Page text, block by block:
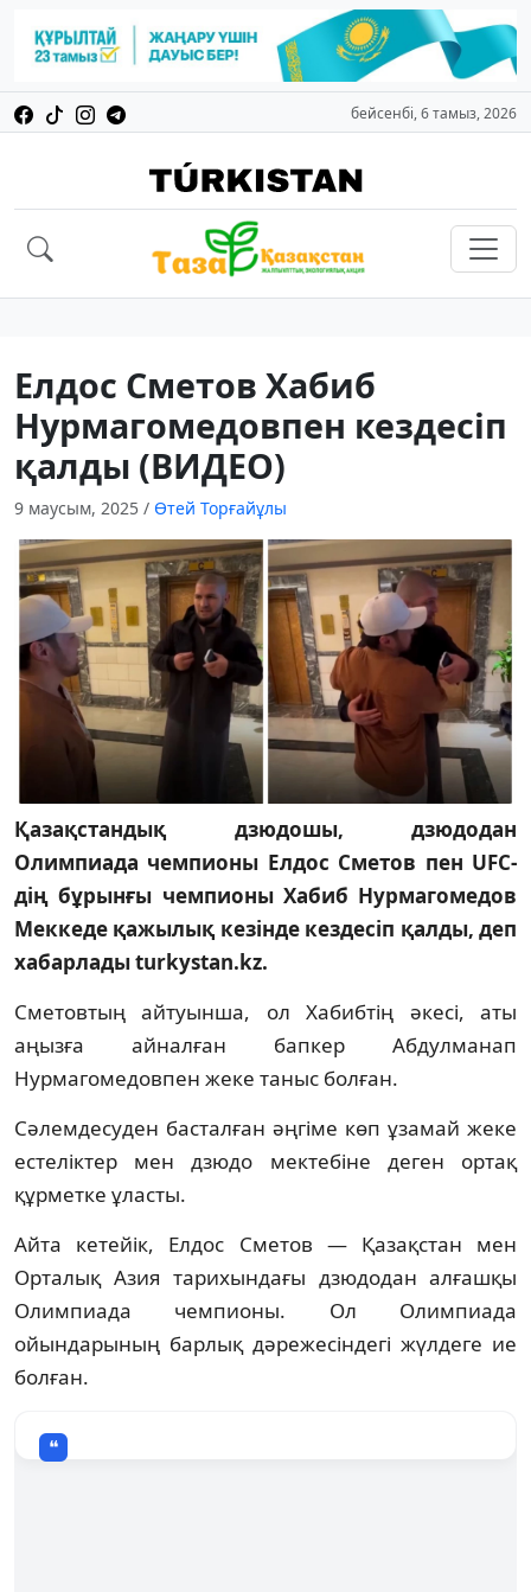
бейсенбі, 6 тамыз, 2026
Елдос Сметов Хабиб
Нурмагомедовпен кездесіп
қалды (ВИДЕО)
9 маусым, 2025 / Өтей Торғайұлы
Қазақстандық дзюдошы, дзюдодан
Олимпиада чемпионы Елдос Сметов пен UFC-
дің бұрынғы чемпионы Хабиб Нурмагомедов
Меккеде қажылық кезінде кездесіп қалды, деп
хабарлады turkystan.kz.
Сметовтың айтуынша, ол Хабибтің әкесі, аты
аңызға айналған бапкер Абдулманап
Нурмагомедовпен жеке таныс болған.
Сәлемдесуден басталған әңгіме көп ұзамай жеке
естеліктер мен дзюдо мектебіне деген ортақ
құрметке ұласты.
Айта кетейік, Елдос Сметов — Қазақстан мен
Орталық Азия тарихындағы дзюдодан алғашқы
Олимпиада чемпионы. Ол Олимпиада
ойындарының барлық дәрежесіндегі жүлдеге ие
болған.